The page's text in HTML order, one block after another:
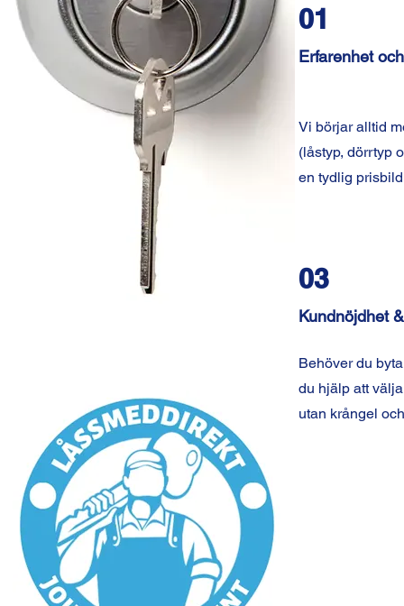
01
Erfarenhet
Vi börjar alltid
(låstyp, dörrtyp
en tydlig
03
Kundnöjdhet
Behöver du
du hjälp att
utan krångel